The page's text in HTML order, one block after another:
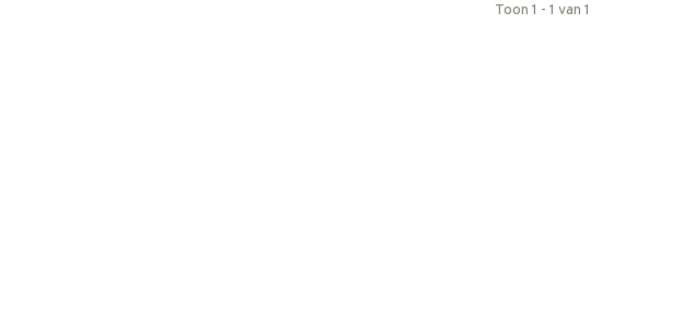
Toon 1 - 1 van 1